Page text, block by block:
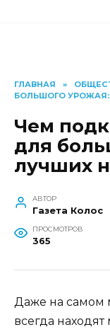
ГЛАВНАЯ »
БОЛЬШОГО
Чем
для
лучших
АВТОР
Газета Колос
ПРОСМОТРОВ
365
Даже на самом
всегда